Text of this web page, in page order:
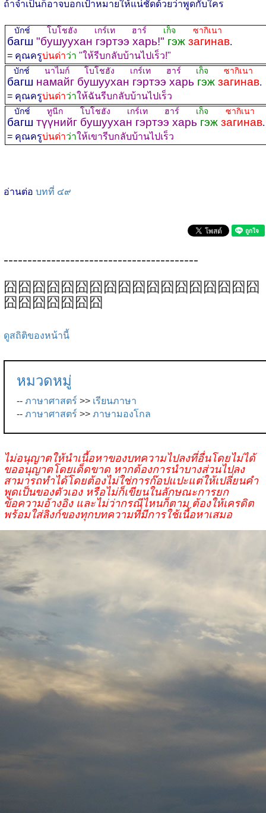
ถ้าจำเป็นก็อาจบอกเป้าหมายให้แน่ชัดด้วยว่าพูดกับใคร
багш "бушуухан гэртээ харь!" гэж загинав
บักช์โบโชฮัง เกร์เท ฮาร์ เก็จ ซากิเนา
.
= คุณครูบ่นด่าว่า "ให้รีบกลับบ้านไปเร็ว!"
багш намайг бушуухан гэртээ харь гэж загинав
บักช์ นาไมก์ โบโชฮัง เกร์เท ฮาร์ เก็จ ซากิเนา
.
= คุณครูบ่นด่าว่าให้ฉันรีบกลับบ้านไปเร็ว
багш түүнийг бушуухан гэртээ харь гэж загинав
บักช์ทูนีก โบโชฮัง เกร์เท ฮาร์ เก็จ ซากิเนา
.
= คุณครูบ่นด่าว่าให้เขารีบกลับบ้านไปเร็ว
อ่านต่อ บทที่ ๔๙
-----------------------------------------
囧囧囧囧囧囧囧囧囧囧囧囧囧囧囧囧囧囧
囧囧囧囧囧囧囧
ดูสถิติของหน้านี้
หมวดหมู่
-- ภาษาศาสตร์ >> เรียนภาษา
-- ภาษาศาสตร์ >> ภาษามองโกล
ไม่อนุญาตให้นำเนื้อหาของบทความไปลงที่อื่นโดยไม่ได้
ขออนุญาตโดยเด็ดขาด หากต้องการนำบางส่วนไปลง
สามารถทำได้โดยต้องไม่ใช่การก๊อปแปะแต่ให้เปลี่ยนคำ
พูดเป็นของตัวเอง หรือไม่ก็เขียนในลักษณะการยก
ข้อความอ้างอิง และไม่ว่ากรณีไหนก็ตาม ต้องให้เครดิต
พร้อมใส่ลิงก์ของทุกบทความที่มีการใช้เนื้อหาเสมอ